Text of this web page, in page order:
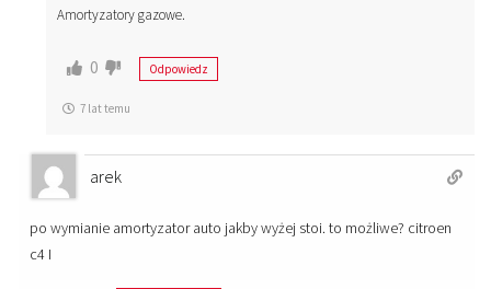
Amortyzatory gazowe.
0 Odpowiedz
7 lat temu
arek
po wymianie amortyzator auto jakby wyżej stoi. to możliwe? citroen
c4 I